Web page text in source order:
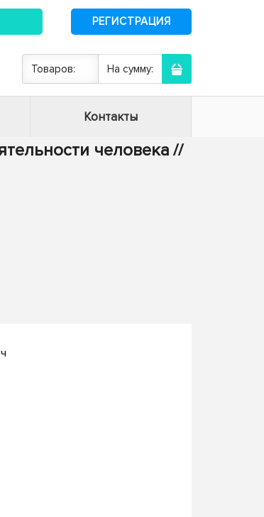
РЕГИСТРАЦИЯ
Товаров: На сумму:
Контакты
человека //